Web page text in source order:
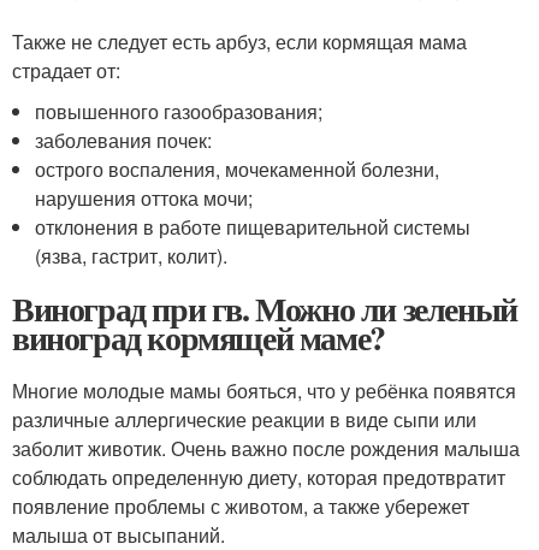
Также не следует есть арбуз, если кормящая мама
страдает от:
повышенного газообразования;
заболевания почек:
острого воспаления, мочекаменной болезни,
нарушения оттока мочи;
отклонения в работе пищеварительной системы
(язва, гастрит, колит).
Виноград при гв. Можно ли зеленый
виноград кормящей маме?
Многие молодые мамы бояться, что у ребёнка появятся
различные аллергические реакции в виде сыпи или
заболит животик. Очень важно после рождения малыша
соблюдать определенную диету, которая предотвратит
появление проблемы с животом, а также убережет
малыша от высыпаний.